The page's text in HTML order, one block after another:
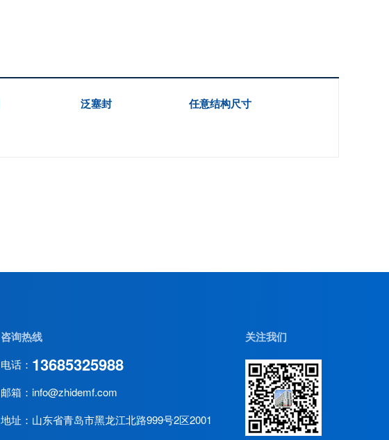
泛塞封
任意结构尺寸
咨询热线
电话： 13685325988
邮箱：info@zhidemf.com
地址：山东省青岛市黑龙江北路999号2区2001
关注我们